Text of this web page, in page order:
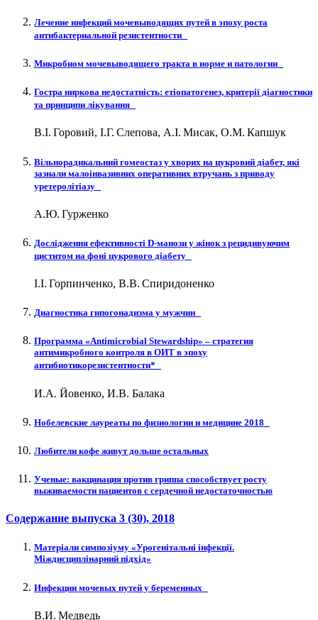
Лечение инфекций мочевыводящих путей в эпоху роста
антибактериальной резистентности
Микробиом мочевыводящего тракта в норме и патологии
Гостра ниркова недостатність: етіопатогенез, критерії діагностики
та принципи лікування
В.І. Горовий, І.Г. Слепова, А.І. Мисак, О.М. Капшук
Вільнорадикальний гомеостаз у хворих на цукровий діабет, які
зазнали малоінвазивних оперативних втручань з приводу
уретеролітіазу
А.Ю. Гурженко
Дослідження ефективності D-манози у жінок з рецидивуючим
циститом на фоні цукрового діабету
І.І. Горпинченко, В.В. Спиридоненко
Диагностика гипогонадизма у мужчин
Программа «Antimicrobial Stewardship» – стратегия
антимикробного контроля в ОИТ в эпоху
антибиотикорезистентности*
И.А. Йовенко, И.В. Балака
Нобелевские лауреаты по физиологии и медицине 2018
Любители кофе живут дольше остальных
Ученые: вакцинация против гриппа способствует росту
выживаемости пациентов с сердечной недостаточностью
Содержание выпуска 3 (30), 2018
Матеріали симпозіуму «Урогенітальні інфекції.
Міждисциплінарний підхід»
Инфекции мочевых путей у беременных
В.И. Медведь